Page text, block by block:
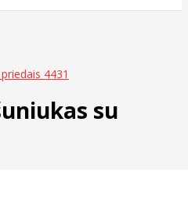
4431
su